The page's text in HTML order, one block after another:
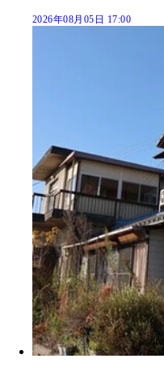
2026年08月05日 17:00